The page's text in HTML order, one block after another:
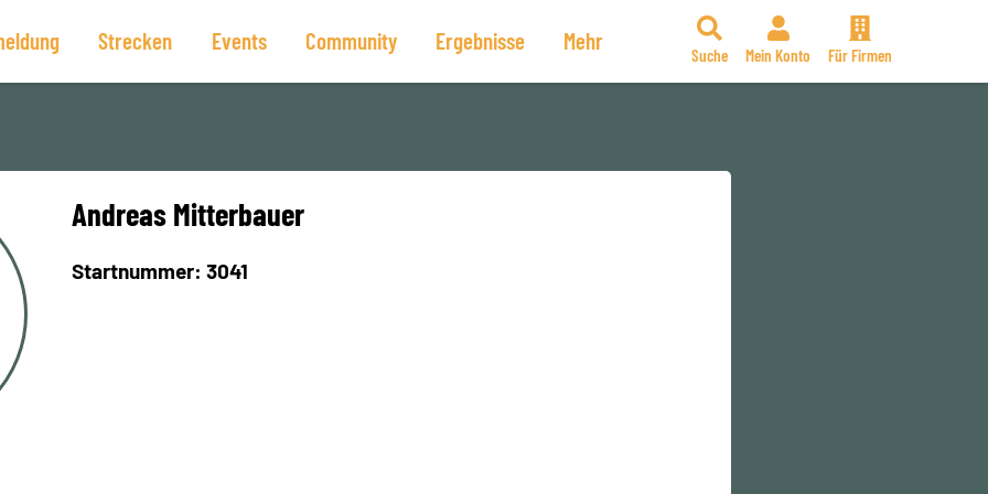
Strecken Events Community Ergebnisse Mehr
Suche Mein Konto Für Firmen
Andreas Mitterbauer
Startnummer: 3041